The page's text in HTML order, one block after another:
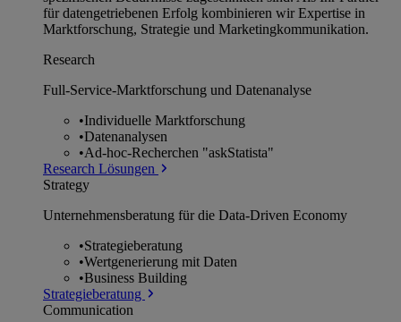
für datengetriebenen Erfolg kombinieren wir Expertise in
Marktforschung, Strategie und Marketingkommunikation.
Research
Full-Service-Marktforschung und Datenanalyse
•Individuelle Marktforschung
•Datenanalysen
•Ad-hoc-Recherchen "askStatista"
Research Lösungen
Strategy
Unternehmens­beratung für die Data-Driven Economy
•Strategieberatung
•Wertgenerierung mit Daten
•Business Building
Strategieberatung
Communication